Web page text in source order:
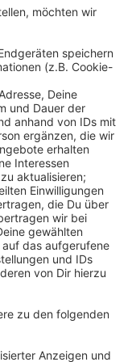
mit
fahren.
laut Stadt
"noch nicht